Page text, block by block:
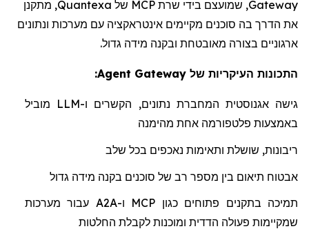
Gateway, שמועצם בידי שרת MCP של Quantexa, מתקנן
את הדרך בה סוכנים מקיימים אינטראקציה עם מערכות ונתונים
ארגוניים בצורה מאובטחת ובקנה מידה גדול.
התכונות העיקריות של Agent Gateway:
גישה אגנוסטית המחברת נתונים, הקשרים ו-LLM מוביל
באמצעות פלטפורמה אחת מהימנה
ריבונות, שושלת ותאימות נאכפים בכל שלב
אבטוח תיאום בין מספר רב של סוכנים בקנה מידה גדול
תמיכה בתקנים פתוחים כגון MCP ו-A2A עבור מערכות
שמקיימות פעולה הדדית ומוכנות לקבלת החלטות